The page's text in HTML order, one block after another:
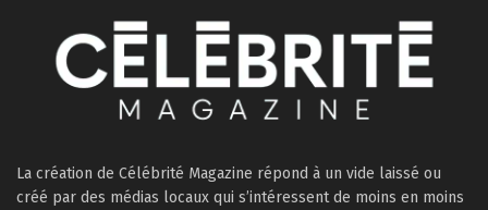
La création de Célébrité Magazine répond à un vide laissé ou
créé par des médias locaux qui s’intéressent de moins en moins